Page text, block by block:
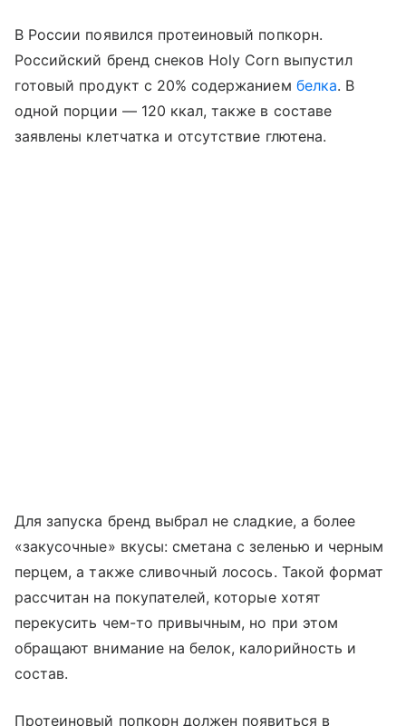
В России появился протеиновый попкорн.
Российский бренд снеков Holy Corn выпустил
готовый продукт с 20% содержанием белка. В
одной порции — 120 ккал, также в составе
заявлены клетчатка и отсутствие глютена.
Для запуска бренд выбрал не сладкие, а более
«закусочные» вкусы: сметана с зеленью и черным
перцем, а также сливочный лосось. Такой формат
рассчитан на покупателей, которые хотят
перекусить чем-то привычным, но при этом
обращают внимание на белок, калорийность и
состав.
Протеиновый попкорн должен появиться в